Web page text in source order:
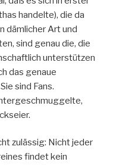
handelte), die da
dämlicher Art und
sind genau die, die
unterstützen
das genaue
sind Fans.
zulässig: Nicht jeder
findet kein